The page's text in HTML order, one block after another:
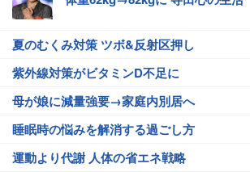
夏のむくみ対策 ツボ&反射区押し
紫外線対策がビタミンD不足に
母が娘に減量強要→家庭内別居へ
睡眠時の悩みを解消する過ごし方
運動より代謝 人体の省エネ戦略